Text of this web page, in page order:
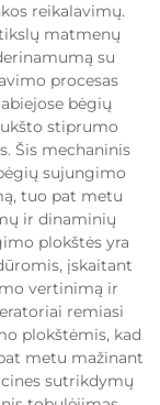
reikalavimų.
matmenų
su
procesas
bėgių
stiprumo
Šis mechaninis
sujungimo
tuo pat metu
ir dinaminių
plokštės yra
įskaitant
vertinimą ir
remiasi
plokštėmis, kad
metu mažinant
sutrikdymų